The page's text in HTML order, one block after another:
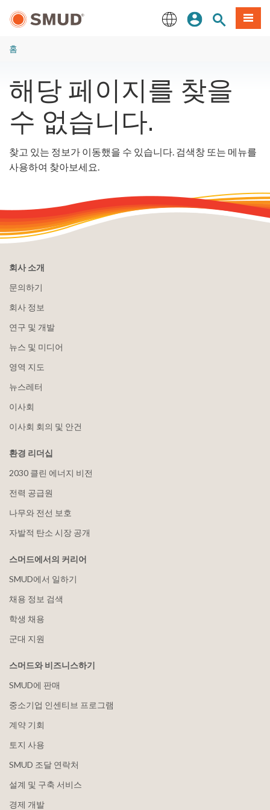
로그인사이트 검색
메뉴
홈
해당 페이지를 찾을
수 없습니다.
찾고 있는 정보가 이동했을 수 있습니다. 검색창 또는 메뉴를
사용하여 찾아보세요.
회사 소개
문의하기
회사 정보
연구 및 개발
뉴스 및 미디어
영역 지도
뉴스레터
이사회
이사회 회의 및 안건
환경 리더십
2030 클린 에너지 비전
전력 공급원
나무와 전선 보호
자발적 탄소 시장 공개
스머드에서의 커리어
SMUD에서 일하기
채용 정보 검색
학생 채용
군대 지원
스머드와 비즈니스하기
SMUD에 판매
중소기업 인센티브 프로그램
계약 기회
토지 사용
SMUD 조달 연락처
설계 및 구축 서비스
경제 개발